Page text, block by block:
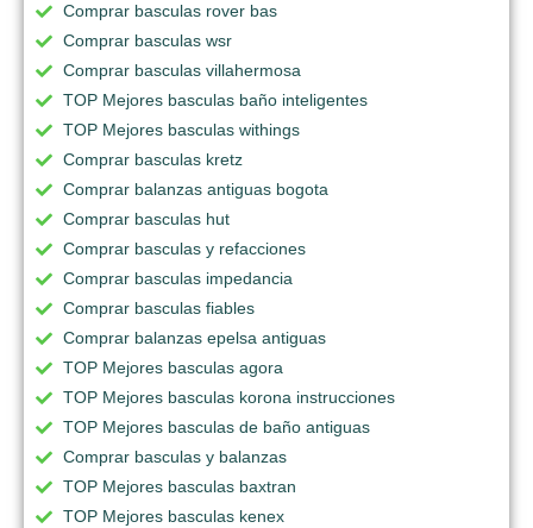
Comprar basculas rover bas
Comprar basculas wsr
Comprar basculas villahermosa
TOP Mejores basculas baño inteligentes
TOP Mejores basculas withings
Comprar basculas kretz
Comprar balanzas antiguas bogota
Comprar basculas hut
Comprar basculas y refacciones
Comprar basculas impedancia
Comprar basculas fiables
Comprar balanzas epelsa antiguas
TOP Mejores basculas agora
TOP Mejores basculas korona instrucciones
TOP Mejores basculas de baño antiguas
Comprar basculas y balanzas
TOP Mejores basculas baxtran
TOP Mejores basculas kenex